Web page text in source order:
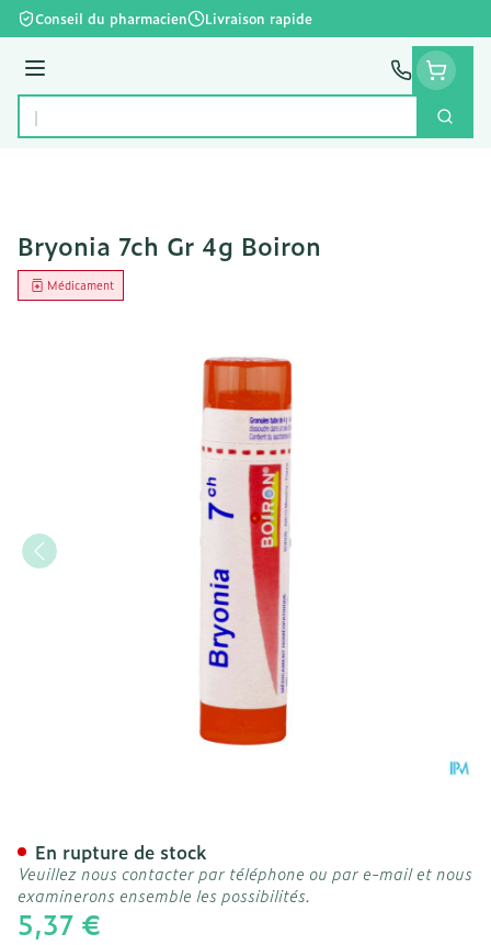
Aller au contenu
Conseil du pharmacien Livraison rapide
Menu
Rechercher
Bryonia 7ch Gr 4g Boiron
Médicament
5,37 €
En rupture de stock
Veuillez nous contacter par téléphone ou par e-mail et nous
examinerons ensemble les possibilités.